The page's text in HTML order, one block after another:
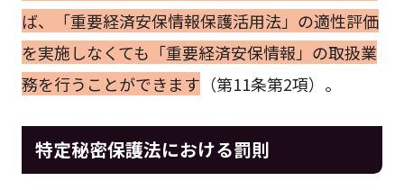
ば、「重要経済安保情報保護活用法」の適性評価
を実施しなくても「重要経済安保情報」の取扱業
務を行うことができます （第11条第2項）。
特定秘密保護法における罰則